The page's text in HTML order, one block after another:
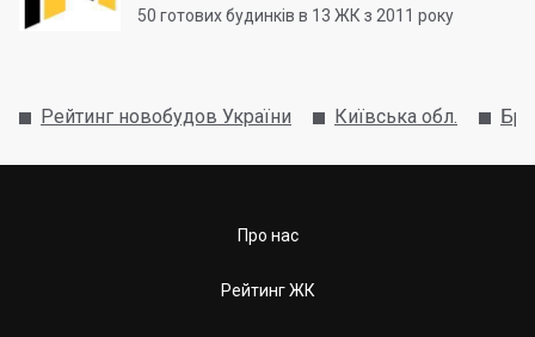
50 готових будинків в 13 ЖК з 2011 року
Рейтинг новобудов України Київська обл.
Про нас
Рейтинг ЖК